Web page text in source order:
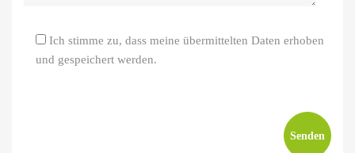
Ich stimme zu, dass meine übermittelten Daten erhoben
und gespeichert werden.